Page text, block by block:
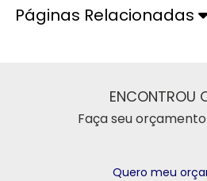
Páginas Relacionadas
ENCONTROU
Faça seu
Quero meu